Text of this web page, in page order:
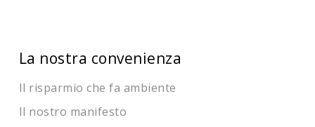
La nostra convenienza
Il risparmio che fa ambiente
Il nostro manifesto